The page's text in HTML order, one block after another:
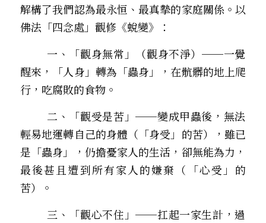
解構了我們認為最永恒、最真摰的家庭關係。以
佛法「四念處」觀修《蛻變》：
        一、「觀身無常」（觀身不淨）
──一覺
醒來，「人身」轉為「蟲身」，在骯髒的地上爬
行，吃腐敗的食物。
        二、「觀受是苦」
──變成甲蟲後，無法
輕易地運轉自己的身體（「身受」的苦），雖已
是「蟲身」，仍擔憂家人的生活，卻無能為力，
最後甚且遭到所有家人的嫌棄（「心受」的
苦）。
        三、「觀心不住」
──扛起一家生計，過